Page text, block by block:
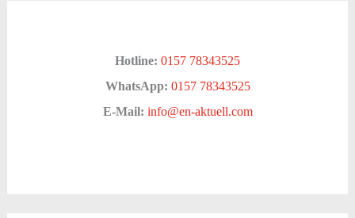
Hotline: 0157 78343525
WhatsApp: 0157 78343525
E-Mail: info@en-aktuell.com